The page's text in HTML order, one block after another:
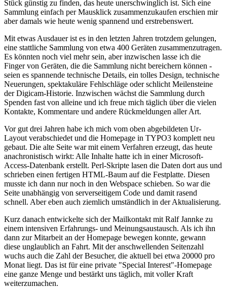
Stück günstig zu finden, das heute unerschwinglich ist. Sich eine
Sammlung einfach per Mausklick zusammenzukaufen erschien mir
aber damals wie heute wenig spannend und erstrebenswert.
Mit etwas Ausdauer ist es in den letzten Jahren trotzdem gelungen,
eine stattliche Sammlung von etwa 400 Geräten zusammenzutragen.
Es könnten noch viel mehr sein, aber inzwischen lasse ich die
Finger von Geräten, die die Sammlung nicht bereichern können -
seien es spannende technische Details, ein tolles Design, technische
Neuerungen, spektakuläre Fehlschläge oder schlicht Meilensteine
der Digicam-Historie. Inzwischen wächst die Sammlung durch
Spenden fast von alleine und ich freue mich täglich über die vielen
Kontakte, Kommentare und andere Rückmeldungen aller Art.
Vor gut drei Jahren habe ich mich vom oben abgebildeten Ur-
Layout verabschiedet und die Homepage in TYPO3 komplett neu
gebaut. Die alte Seite war mit einem Verfahren erzeugt, das heute
anachronistisch wirkt: Alle Inhalte hatte ich in einer Microsoft-
Access-Datenbank erstellt. Perl-Skripte lasen die Daten dort aus und
schrieben einen fertigen HTML-Baum auf die Festplatte. Diesen
musste ich dann nur noch in den Webspace schieben. So war die
Seite unabhängig von serverseitigem Code und damit rasend
schnell. Aber eben auch ziemlich umständlich in der Aktualisierung.
Kurz danach entwickelte sich der Mailkontakt mit Ralf Jannke zu
einem intensiven Erfahrungs- und Meinungsaustausch. Als ich ihn
dann zur Mitarbeit an der Homepage bewegen konnte, gewann
diese unglaublich an Fahrt. Mit der anschwellenden Seitenzahl
wuchs auch die Zahl der Besucher, die aktuell bei etwa 20000 pro
Monat liegt. Das ist für eine private "Special Interest"-Homepage
eine ganze Menge und bestärkt uns täglich, mit voller Kraft
weiterzumachen.